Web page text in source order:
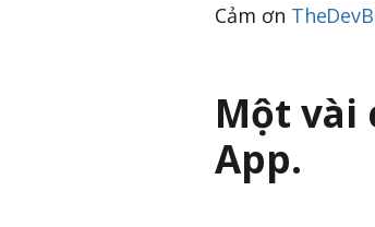
Cảm ơn
Một vài
App.